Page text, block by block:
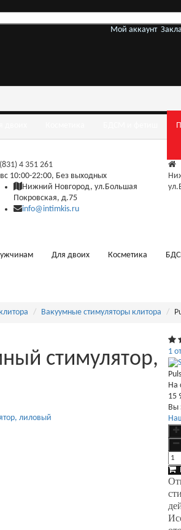
Мой аккаунт
4 351 261
10:00-22:00, Без выходных
Нижний Новгород, ул.Большая
Покровская, д.75
info@intimkis.ru
Для двоих Косметика
Вакуумные стимуляторы клитора
стимулятор,
1
На
15
Вы